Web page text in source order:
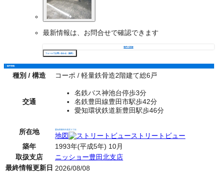
最新情報は、お問合せで確認できます
物件の詳細
フォームでお問い合わせ（無料）
物件情報
種別 / 構造 コーポ / 軽量鉄骨造2階建て総6戸
交通
名鉄バス神池台停歩3分
名鉄豊田線豊田市駅歩42分
愛知環状鉄道新豊田駅歩46分
所在地 愛知県豊田市美里２丁目
地図
ストリートビュー
築年
1993年(平成5年) 10月
取扱支店
ニッショー豊田北支店
最終情報更新日 2026/08/08